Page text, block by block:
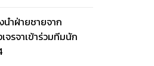
ำฝ่ายชายจาก
จรจาเข้าร่วมทีมนัก